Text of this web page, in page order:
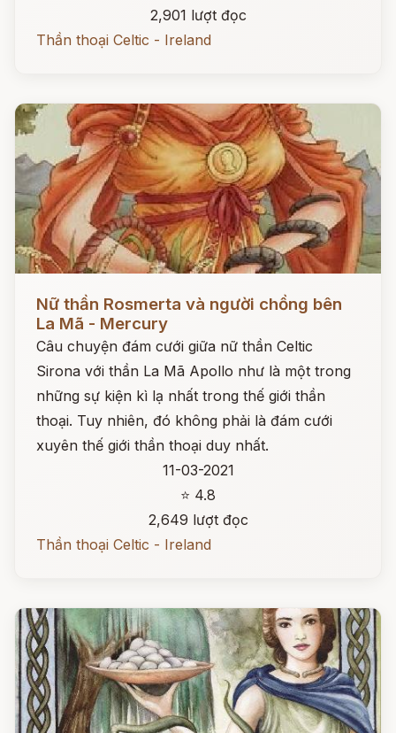
2,901 lượt đọc
Thần thoại Celtic - Ireland
Nữ thần Rosmerta và người chồng bên
La Mã - Mercury
Câu chuyện đám cưới giữa nữ thần Celtic
Sirona với thần La Mã Apollo như là một trong
những sự kiện kì lạ nhất trong thế giới thần
thoại. Tuy nhiên, đó không phải là đám cưới
xuyên thế giới thần thoại duy nhất.
11-03-2021
⭐ 4.8
2,649 lượt đọc
Thần thoại Celtic - Ireland